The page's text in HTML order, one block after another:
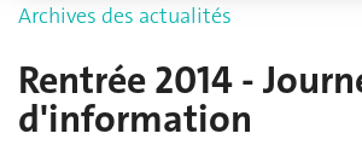
Archives des actualités
Rentrée 2014 -
d'information